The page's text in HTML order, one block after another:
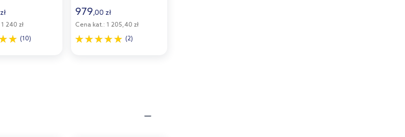
zł
1 240 zł
(10)
979,00 zł
Cena kat.: 1 205,40 zł
(2)